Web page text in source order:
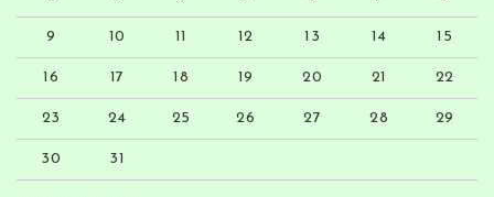
9 10 11 12 13 14 15
16 17 18 19 20 21 22
23 24 25 26 27 28 29
30 31